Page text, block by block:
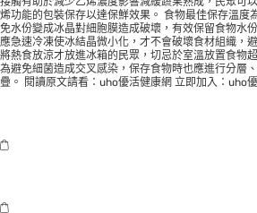
烯功能的包裝保存以達保鮮效果。 食物最佳保存溫
免水份變成冰晶對細胞膜造成破壞，有效保留食物水
應急速冷凍使冰結晶微小化，才不會破壞食材組織，
將熱食放涼才放進冰箱的民眾，切忌於室溫放置食物
為避免細菌造成交叉感染，保存食物時也應進行分層
疊。 閱讀原文請看： uho優活健康網 立即加入： uho